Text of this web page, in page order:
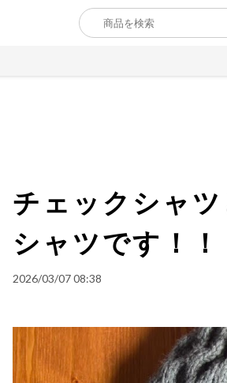
チェックシャ
シャツです！！
2026/03/07 08:38